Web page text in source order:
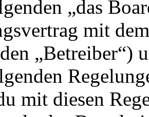
„das
mit
„Betreiber“)
mit diesen